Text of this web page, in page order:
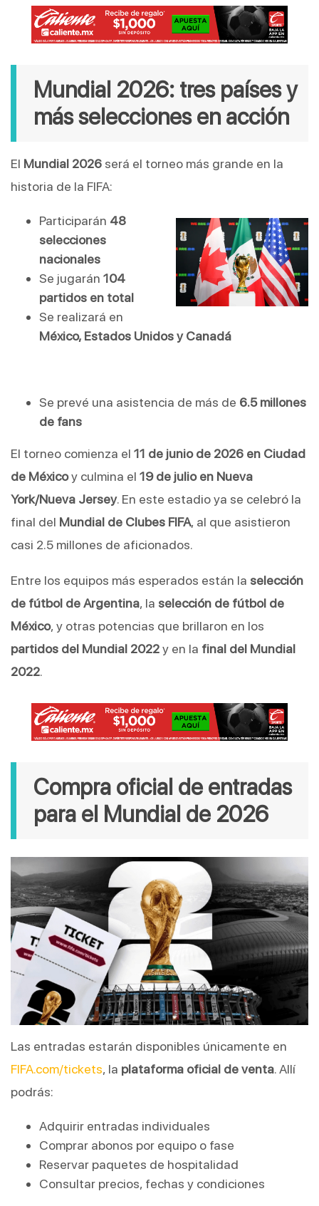
Mundial 2026: tres países y
más selecciones en acción
El Mundial 2026 será el torneo más grande en la
historia de la FIFA:
Participarán 48
selecciones
nacionales
Se jugarán 104
partidos en total
Se realizará en
México, Estados Unidos y Canadá
Se prevé una asistencia de más de 6.5 millones
de fans
El torneo comienza el 11 de junio de 2026 en Ciudad
de Méxicoy culmina el 19 de julio en Nueva
York/Nueva Jersey. En este estadio ya se celebró la
final del Mundial de Clubes FIFA, al que asistieron
casi 2.5 millones de aficionados.
Entre los equipos más esperados están la selección
de fútbol de Argentina, la selección de fútbol de
México, y otras potencias que brillaron en los
partidos del Mundial 2022y en la final del Mundial
2022.
Compra oficial de entradas
para el Mundial de 2026
Las entradas estarán disponibles únicamente en
FIFA.com/tickets, la plataforma oficial de venta. Allí
podrás:
Adquirir entradas individuales
Comprar abonos por equipo o fase
Reservar paquetes de hospitalidad
Consultar precios, fechas y condiciones